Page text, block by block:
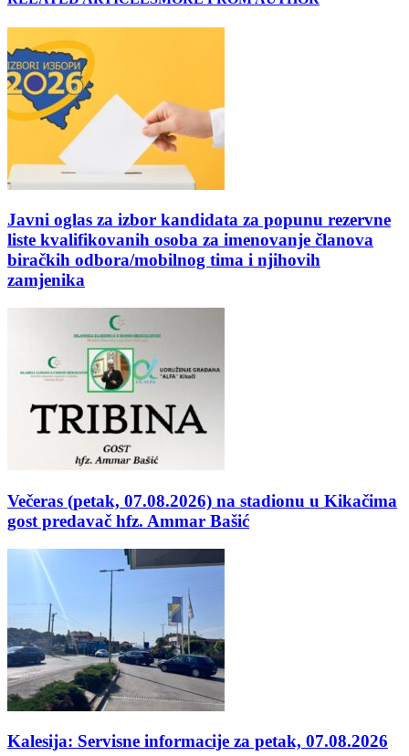
Javni oglas za izbor kandidata za popunu rezervne
liste kvalifikovanih osoba za imenovanje članova
biračkih odbora/mobilnog tima i njihovih
zamjenika
Večeras (petak, 07.08.2026) na stadionu u Kikačima
gost predavač hfz. Ammar Bašić
Kalesija: Servisne informacije za petak, 07.08.2026